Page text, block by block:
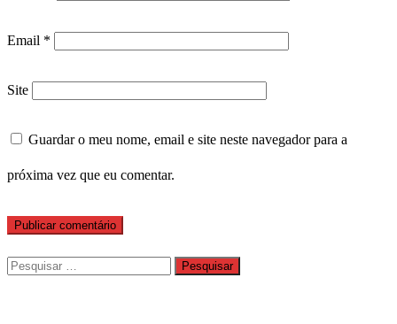
Email *
Site
Guardar o meu nome, email e site neste navegador para a
próxima vez que eu comentar.
Pesquisar
por: